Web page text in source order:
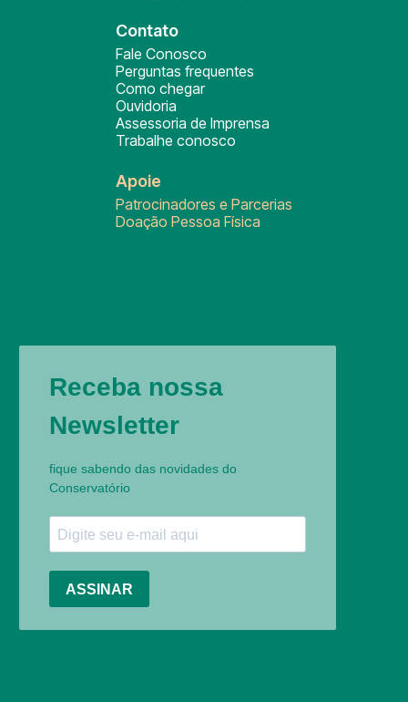
Contato
Fale Conosco
Perguntas frequentes
Como chegar
Ouvidoria
Assessoria de Imprensa
Trabalhe conosco
Apoie
Patrocinadores e Parcerias
Doação Pessoa Física